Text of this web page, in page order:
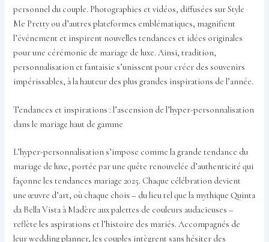
personnel du couple. Photographies et vidéos, diffusées sur Style
Me Pretty ou d’autres plateformes emblématiques, magnifient
l’événement et inspirent nouvelles tendances et idées originales
pour une cérémonie de mariage de luxe. Ainsi, tradition,
personnalisation et fantaisie s’unissent pour créer des souvenirs
impérissables, à la hauteur des plus grandes inspirations de l’année.
Tendances et inspirations : l’ascension de l’hyper-personnalisation
dans le mariage haut de gamme
L’hyper-personnalisation s’impose comme la grande tendance du
mariage de luxe, portée par une quête renouvelée d’authenticité qui
façonne les tendances mariage 2025. Chaque célébration devient
une œuvre d’art, où chaque choix – du lieu tel que la mythique Quinta
da Bella Vista à Madère aux palettes de couleurs audacieuses –
reflète les aspirations et l’histoire des mariés. Accompagnés de
leur wedding planner, les couples intègrent sans hésiter des